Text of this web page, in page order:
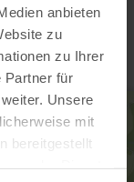
anbieten
zu
zu Ihrer
Partner für
Unsere
mit
bereitgestellt